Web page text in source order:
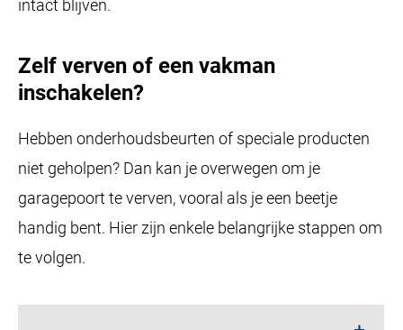
intact blijven.
Zelf verven of een vakman
inschakelen?
Hebben onderhoudsbeurten of speciale producten
niet geholpen? Dan kan je overwegen om je
garagepoort te verven, vooral als je een beetje
handig bent. Hier zijn enkele belangrijke stappen om
te volgen.